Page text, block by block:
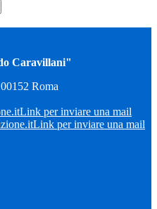
Caravillani"
Roma
Link per inviare una mail
Link per inviare una mail